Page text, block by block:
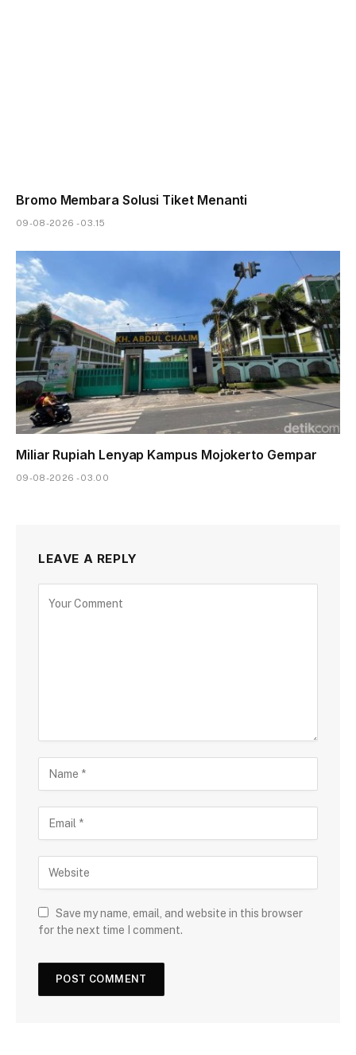
Bromo Membara Solusi Tiket Menanti
09-08-2026 - 03.15
Miliar Rupiah Lenyap Kampus Mojokerto Gempar
09-08-2026 - 03.00
LEAVE A REPLY
Save my name, email, and website in this browser
for the next time I comment.